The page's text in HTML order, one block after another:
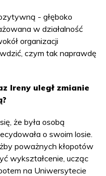
- głęboko
w działalność
organizacji
czym tak naprawdę
Ireny uległ zmianie
że była osobą
o swoim losie.
poważnych kłopotów
wykształcenie, ucząc
na Uniwersytecie